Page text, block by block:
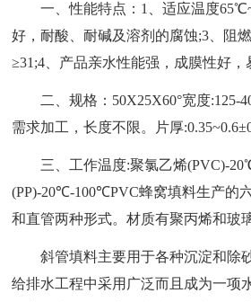
一、性能特点：1、适应温度
好，耐酸、耐碱及溶剂的腐蚀;3、阻
≥31;4、产品亲水性能强，成膜性好，
二、规格：50X25X60°宽度:125-
需求加工，长度不限。片厚
三、工作温度:聚氯乙烯(PVC)-
(PP)-20℃-100℃PVC蜂窝填料生产的
和直管两种形式。材质有聚丙烯和玻
斜管填料主要用于各种沉淀和除
给排水工程中采用广泛而且成为一项